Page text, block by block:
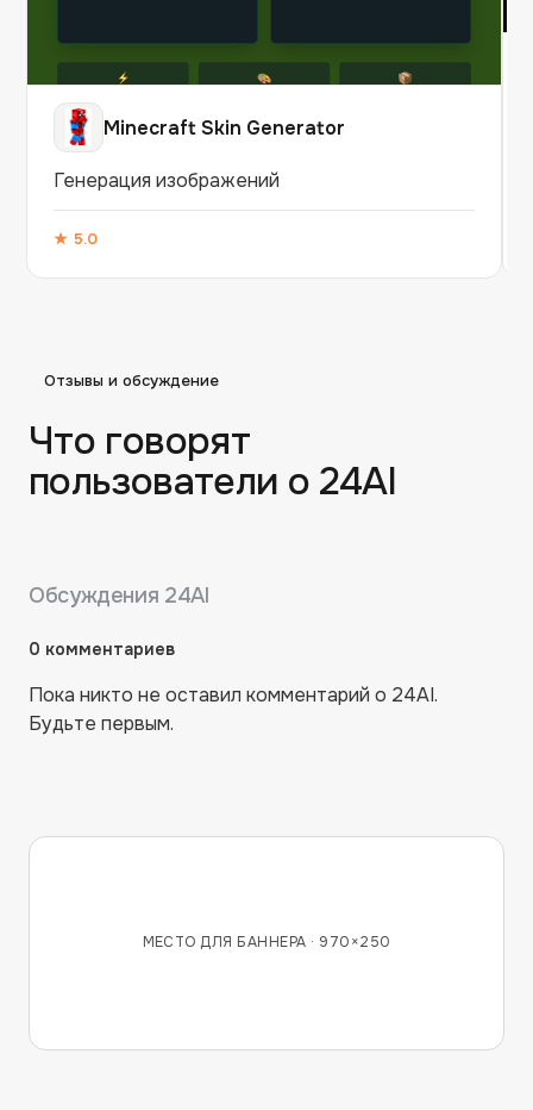
Minecraft Skin Generator
Генерация изображений
★ 5.0
Отзывы и обсуждение
Что говорят
пользователи о 24AI
Обсуждения 24AI
0 комментариев
Пока никто не оставил комментарий о 24AI.
Будьте первым.
МЕСТО ДЛЯ БАННЕРА · 970×250